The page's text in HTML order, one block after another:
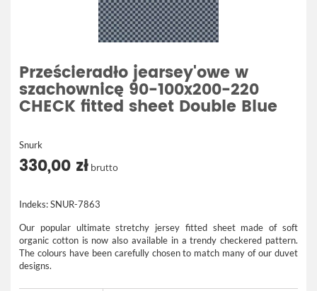
Prześcieradło jearsey'owe w
szachownicę 90-100x200-220
CHECK fitted sheet Double Blue
Snurk
330,00 zł brutto
Indeks:SNUR-7863
Our popular ultimate stretchy jersey fitted sheet made of soft
organic cotton is now also available in a trendy checkered pattern.
The colours have been carefully chosen to match many of our duvet
designs.